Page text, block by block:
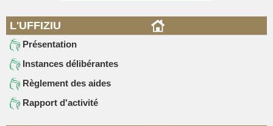
L'UFFIZIU
Présentation
Instances délibérantes
Règlement des aides
Rapport d'activité